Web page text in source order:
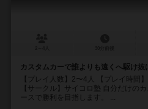
カスタムカーで誰よりも遠くへ駆け抜
【プレイ人数】2〜4人 【プレイ時間
【サークル】サイコロ塾 自分だけの
ースで勝利を目指します。 ...